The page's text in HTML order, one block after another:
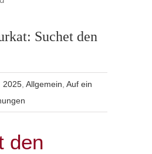
Suchet den
2025 ,Allgemein ,Auf ein
den